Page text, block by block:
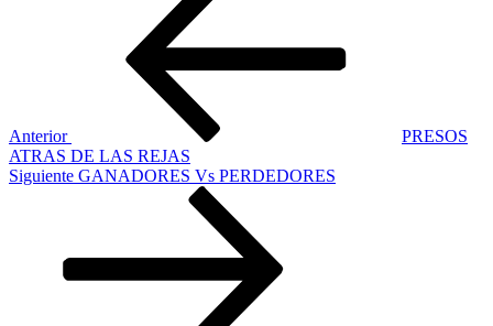
Anterior
PRESOS
ATRAS DE LAS REJAS
Siguiente
Siguiente GANADORES Vs PERDEDORES